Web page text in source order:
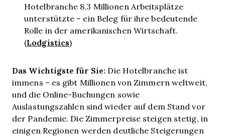
Hotelbranche 8,3 Millionen Arbeitsplätze
unterstützte – ein Beleg für ihre bedeutende
Rolle in der amerikanischen Wirtschaft.
(Lodgistics)
Das Wichtigste für Sie: Die Hotelbranche ist
immens – es gibt Millionen von Zimmern weltweit,
und die Online-Buchungen sowie
Auslastungszahlen sind wieder auf dem Stand vor
der Pandemie. Die Zimmerpreise steigen stetig, in
einigen Regionen werden deutliche Steigerungen